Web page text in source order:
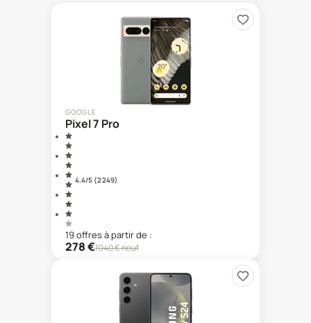
GOOGLE
Pixel 7 Pro
4.4/5 (2 249)
19offresà partir de :
278€1040€ neuf